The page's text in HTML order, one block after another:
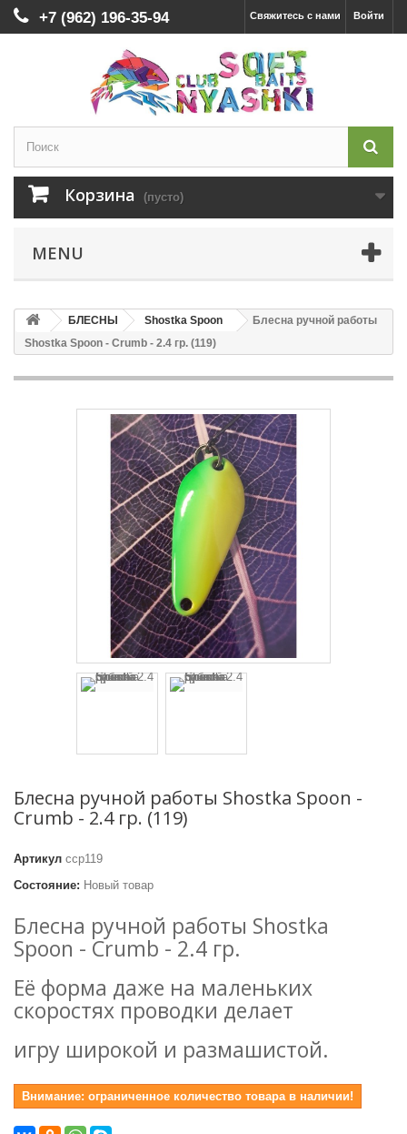
Войти
Свяжитесь с нами
+7 (962) 196-35-94
Корзина (пусто)
MENU
БЛЕСНЫ Shostka Spoon
Блесна ручной работы
Shostka Spoon - Crumb - 2.4 гр. (119)
Блесна ручной работы Shostka Spoon -
Crumb - 2.4 гр. (119)
Артикул сcр119
Состояние: Новый товар
Блесна ручной работы Shostka
Spoon - Crumb - 2.4 гр.
Её форма даже на маленьких
скоростях проводки делает
игру широкой и размашистой.
Внимание: ограниченное количество товара в наличии!